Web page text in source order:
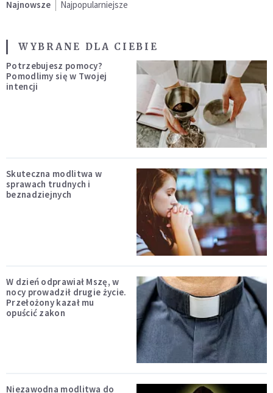
Najnowsze Najpopularniejsze
WYBRANE DLA CIEBIE
Potrzebujesz pomocy?
Pomodlimy się w Twojej
intencji
Skuteczna modlitwa w
sprawach trudnych i
beznadziejnych
W dzień odprawiał Mszę, w
nocy prowadził drugie życie.
Przełożony kazał mu
opuścić zakon
Niezawodna modlitwa do